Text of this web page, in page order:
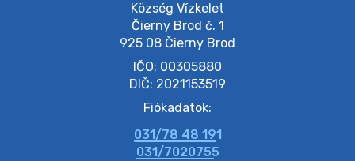
20. július 2026 11:51
20. július 2026 11:31
Község Vízkelet
Čierny Brod č. 1
925 08 Čierny Brod
IČO: 00305880
DIČ: 2021153519
Fiókadatok:
031/78 48 191
031/7020755